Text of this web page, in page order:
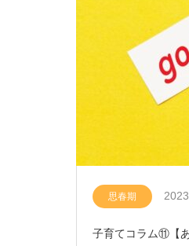
思春期
子育てコラム⑪【